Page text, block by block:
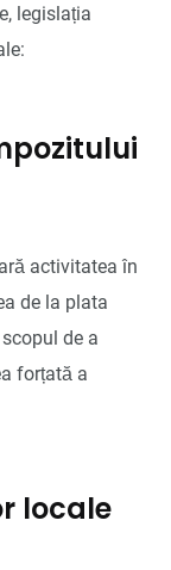
legislația
activitatea în
de la plata
de a
forțată a
locale